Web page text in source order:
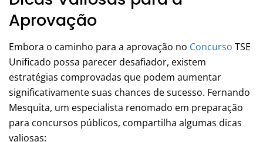
Aprovação
Embora o caminho para a aprovação no Concurso TSE
Unificado possa parecer desafiador, existem
estratégias comprovadas que podem aumentar
significativamente suas chances de sucesso. Fernando
Mesquita, um especialista renomado em preparação
para concursos públicos, compartilha algumas dicas
valiosas: